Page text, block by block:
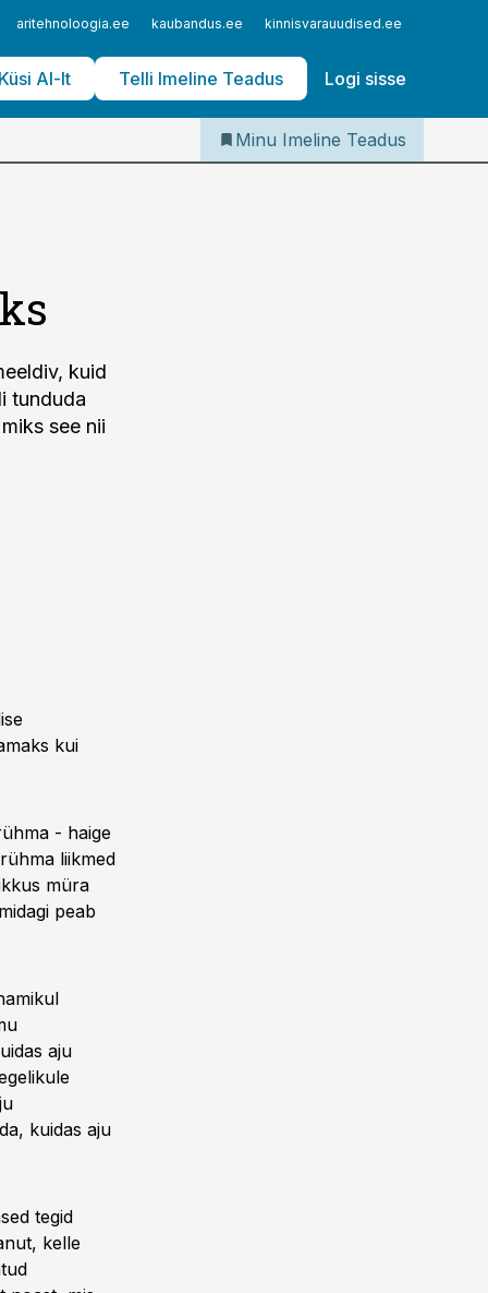
aritehnoloogia.ee kaubandus.ee kinnisvarauudised.ee
Küsi AI-lt Telli Imeline Teadus Logi sisse
Iseteenindus
Telli Imeline Teadus
Minu Imeline Teadus
kuid
tunduda
see nii
kui
- haige
liikmed
müra
peab
aju
kuidas aju
tegid
kelle